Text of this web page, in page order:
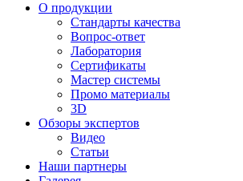
О продукции
Стандарты качества
Вопрос-ответ
Лаборатория
Сертификаты
Мастер системы
Промо материалы
3D
Обзоры экспертов
Видео
Статьи
Наши партнеры